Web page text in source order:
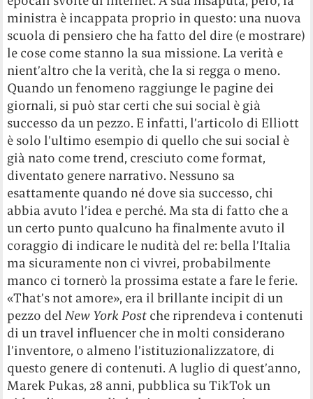
ministra è incappata proprio in questo: una nuova
scuola di pensiero che ha fatto del dire (e mostrare)
le cose come stanno la sua missione. La verità e
nient’altro che la verità, che la si regga o meno.
Quando un fenomeno raggiunge le pagine dei
giornali, si può star certi che sui social è già
successo da un pezzo. E infatti, l’articolo di Elliott
è solo l’ultimo esempio di quello che sui social è
già nato come trend, cresciuto come format,
diventato genere narrativo. Nessuno sa
esattamente quando né dove sia successo, chi
abbia avuto l’idea e perché. Ma sta di fatto che a
un certo punto qualcuno ha finalmente avuto il
coraggio di indicare le nudità del re: bella l’Italia
ma sicuramente non ci vivrei, probabilmente
manco ci tornerò la prossima estate a fare le ferie.
«That’s not amore», era il brillante incipit di un
pezzo del New York Post che riprendeva i contenuti
di un travel influencer che in molti considerano
l’inventore, o almeno l’istituzionalizzatore, di
questo genere di contenuti. A luglio di quest’anno,
Marek Pukas, 28 anni, pubblica su TikTok un